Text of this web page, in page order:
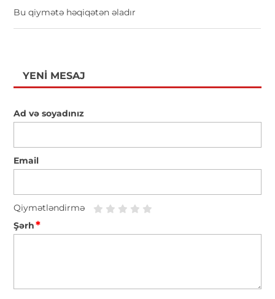
Bu qiymətə həqiqətən əladır
YENI MESAJ
Ad və soyadınız
Email
Qiymətləndirmə
Şərh*